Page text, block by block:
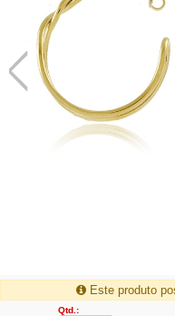
Este produto
Qtd.: